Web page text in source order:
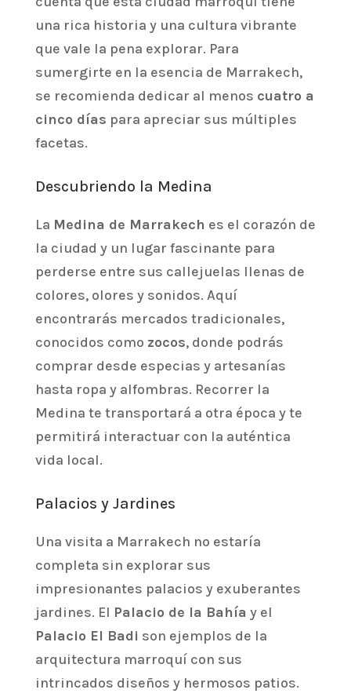
una rica historia y una cultura vibrante
que vale la pena explorar. Para
sumergirte en la esencia de Marrakech,
se recomienda dedicar al menos cuatro a
cinco días para apreciar sus múltiples
facetas.
Descubriendo la Medina
La Medina de Marrakech es el corazón de
la ciudad y un lugar fascinante para
perderse entre sus callejuelas llenas de
colores, olores y sonidos. Aquí
encontrarás mercados tradicionales,
conocidos como zocos, donde podrás
comprar desde especias y artesanías
hasta ropa y alfombras. Recorrer la
Medina te transportará a otra época y te
permitirá interactuar con la auténtica
vida local.
Palacios y Jardines
Una visita a Marrakech no estaría
completa sin explorar sus
impresionantes palacios y exuberantes
jardines. El Palacio de la Bahía y el
Palacio El Badi son ejemplos de la
arquitectura marroquí con sus
intrincados diseños y hermosos patios.